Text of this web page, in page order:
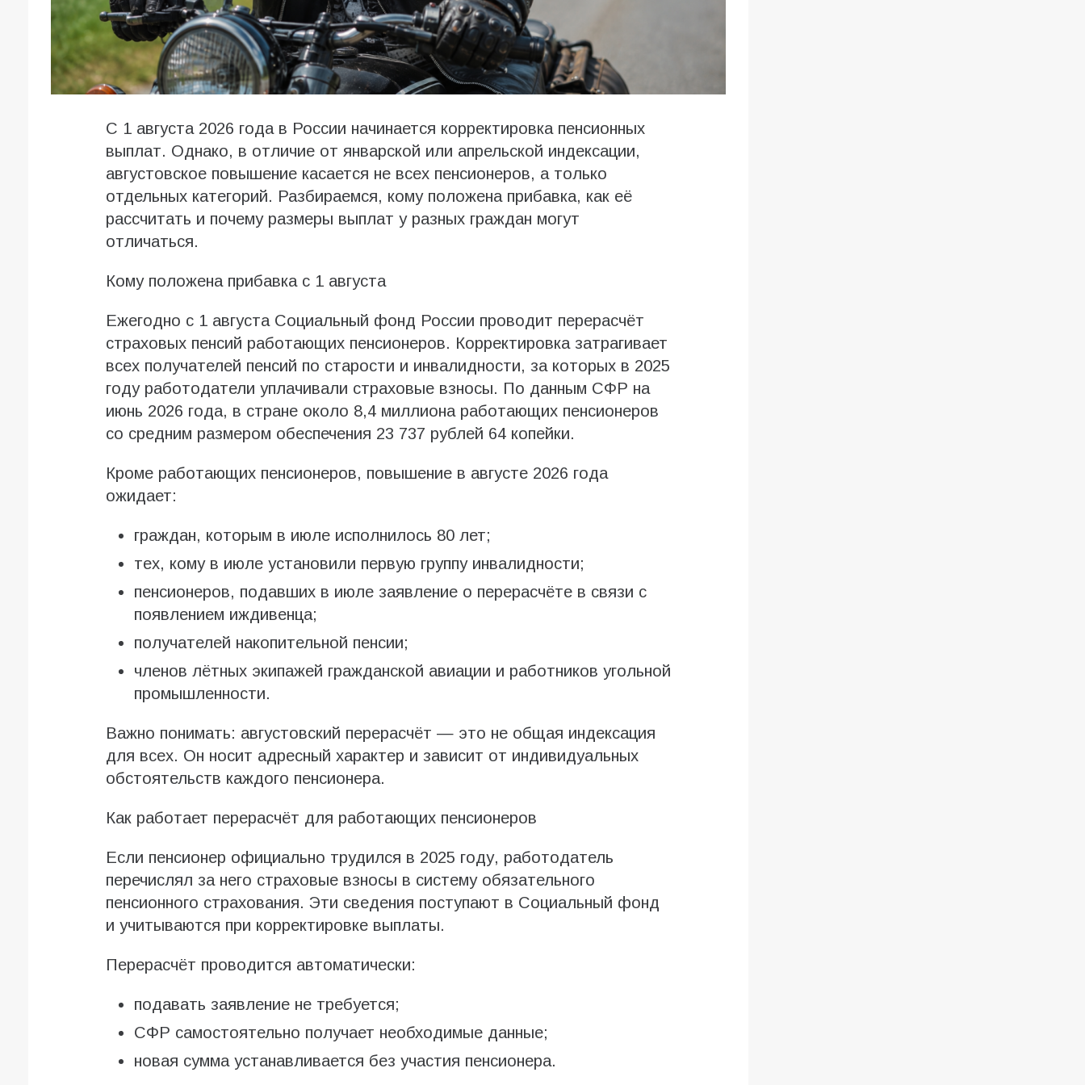
С 1 августа 2026 года в России начинается корректировка пенсионных
выплат. Однако, в отличие от январской или апрельской индексации,
августовское повышение касается не всех пенсионеров, а только
отдельных категорий. Разбираемся, кому положена прибавка, как её
рассчитать и почему размеры выплат у разных граждан могут
отличаться.
Кому положена прибавка с 1 августа
Ежегодно с 1 августа Социальный фонд России проводит перерасчёт
страховых пенсий работающих пенсионеров. Корректировка затрагивает
всех получателей пенсий по старости и инвалидности, за которых в 2025
году работодатели уплачивали страховые взносы. По данным СФР на
июнь 2026 года, в стране около 8,4 миллиона работающих пенсионеров
со средним размером обеспечения 23 737 рублей 64 копейки.
Кроме работающих пенсионеров, повышение в августе 2026 года
ожидает:
граждан, которым в июле исполнилось 80 лет;
тех, кому в июле установили первую группу инвалидности;
пенсионеров, подавших в июле заявление о перерасчёте в связи с
появлением иждивенца;
получателей накопительной пенсии;
членов лётных экипажей гражданской авиации и работников угольной
промышленности.
Важно понимать: августовский перерасчёт — это не общая индексация
для всех. Он носит адресный характер и зависит от индивидуальных
обстоятельств каждого пенсионера.
Как работает перерасчёт для работающих пенсионеров
Если пенсионер официально трудился в 2025 году, работодатель
перечислял за него страховые взносы в систему обязательного
пенсионного страхования. Эти сведения поступают в Социальный фонд
и учитываются при корректировке выплаты.
Перерасчёт проводится автоматически:
подавать заявление не требуется;
СФР самостоятельно получает необходимые данные;
новая сумма устанавливается без участия пенсионера.